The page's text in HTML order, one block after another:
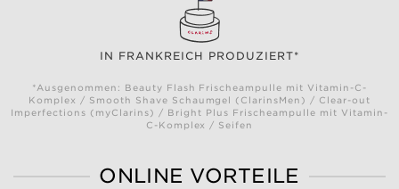
IN FRANKREICH PRODUZIERT*
*Ausgenommen: Beauty Flash Frischeampulle mit Vitamin-C-
Komplex / Smooth Shave Schaumgel (ClarinsMen) / Clear-out
Imperfections (myClarins) / Bright Plus Frischeampulle mit Vitamin-
C-Komplex / Seifen
ONLINE VORTEILE